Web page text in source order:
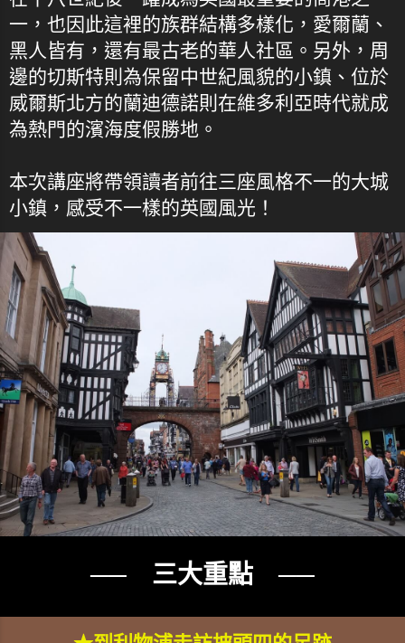
一，也因此這裡的族群結構多樣化，愛爾蘭、
黑人皆有，還有最古老的華人社區。另外，周
邊的切斯特則為保留中世紀風貌的小鎮、位於
威爾斯北方的蘭迪德諾則在維多利亞時代就成
為熱門的濱海度假勝地。
本次講座將帶領讀者前往三座風格不一的大城
小鎮，感受不一樣的英國風光！
── 三大重點 ──